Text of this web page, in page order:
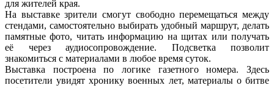
для жителей края.
На выставке зрители смогут свободно перемещаться между
стендами, самостоятельно выбирать удобный маршрут, делать
памятные фото, читать информацию на щитах или получать
её через аудиосопровождение. Подсветка позволит
знакомиться с материалами в любое время суток.
Выставка построена по логике газетного номера. Здесь
посетители увидят хронику военных лет, материалы о битве